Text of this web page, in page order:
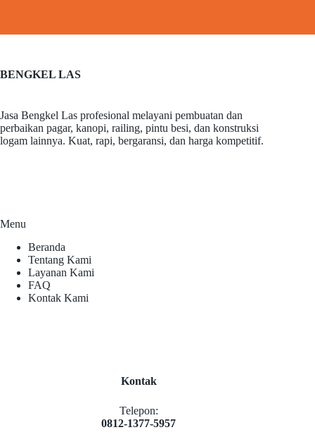
BENGKEL LAS
Jasa Bengkel Las profesional melayani pembuatan dan
perbaikan pagar, kanopi, railing, pintu besi, dan konstruksi
logam lainnya. Kuat, rapi, bergaransi, dan harga kompetitif.
Menu
Beranda
Tentang Kami
Layanan Kami
FAQ
Kontak Kami
Kontak
Telepon:
0812-1377-5957